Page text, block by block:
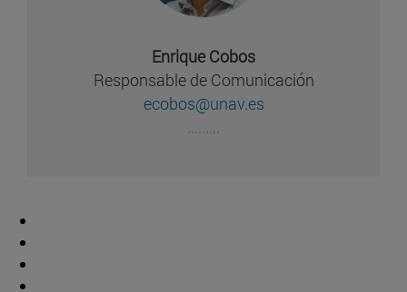
Enrique Cobos
Responsable de Comunicación
ecobos@unav.es
.........